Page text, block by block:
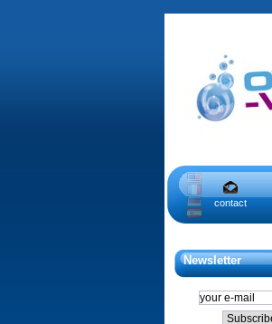
contact
Newsletter